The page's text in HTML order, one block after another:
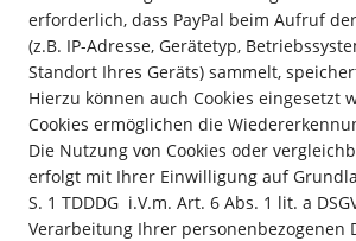
erforderlich, dass PayPal beim Aufruf
(z.B. IP-Adresse, Gerätetyp,
Standort Ihres Geräts) sammelt,
Hierzu können auch Cookies eingesetzt
Cookies ermöglichen die
Die Nutzung von Cookies oder
erfolgt mit Ihrer Einwilligung auf
S. 1 TDDDG i.V.m. Art. 6 Abs. 1 lit. a
Verarbeitung Ihrer personenbezogenen